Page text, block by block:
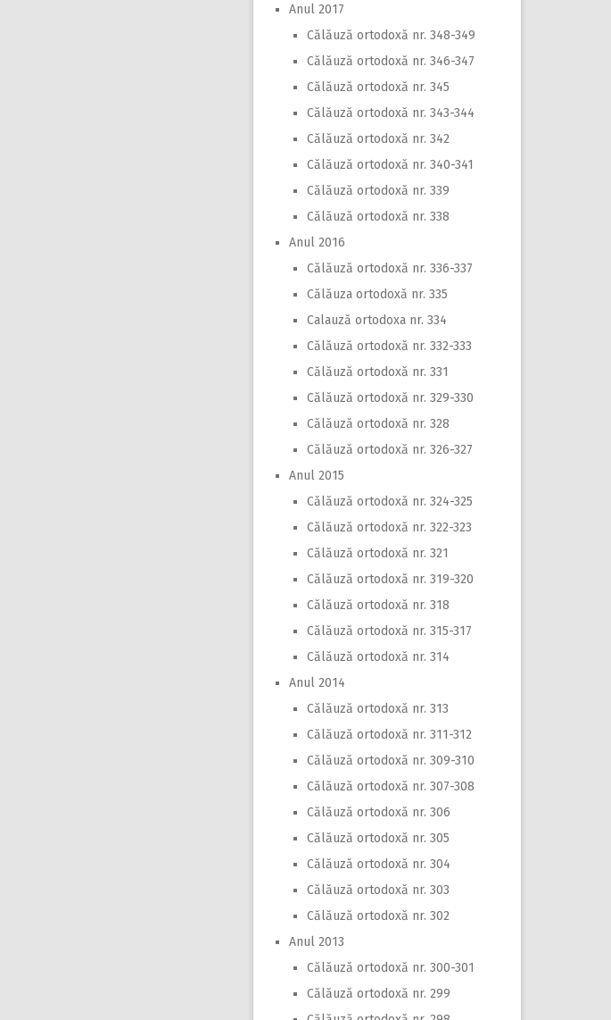
Anul 2017
Călăuză ortodoxă nr. 348-349
Călăuză ortodoxă nr. 346-347
Călăuză ortodoxă nr. 345
Călăuză ortodoxă nr. 343-344
Călăuză ortodoxă nr. 342
Călăuză ortodoxă nr. 340-341
Călăuză ortodoxă nr. 339
Călăuză ortodoxă nr. 338
Anul 2016
Călăuză ortodoxă nr. 336-337
Călăuza ortodoxă nr. 335
Calauză ortodoxa nr. 334
Călăuză ortodoxă nr. 332-333
Călăuză ortodoxă nr. 331
Călăuză ortodoxă nr. 329-330
Călăuză ortodoxă nr. 328
Călăuză ortodoxă nr. 326-327
Anul 2015
Călăuză ortodoxă nr. 324-325
Călăuză ortodoxă nr. 322-323
Călăuză ortodoxă nr. 321
Călăuză ortodoxă nr. 319-320
Călăuză ortodoxă nr. 318
Călăuză ortodoxă nr. 315-317
Călăuză ortodoxă nr. 314
Anul 2014
Călăuză ortodoxă nr. 313
Călăuză ortodoxă nr. 311-312
Călăuză ortodoxă nr. 309-310
Călăuză ortodoxă nr. 307-308
Călăuză ortodoxă nr. 306
Călăuză ortodoxă nr. 305
Călăuză ortodoxă nr. 304
Călăuză ortodoxă nr. 303
Călăuză ortodoxă nr. 302
Anul 2013
Călăuză ortodoxă nr. 300-301
Călăuză ortodoxă nr. 299